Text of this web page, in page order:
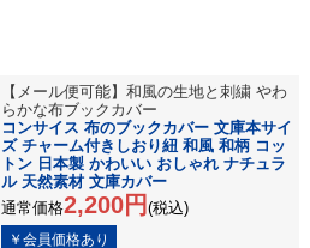
【メール便可能】和風の生地と刺繍 やわ
らかな布ブックカバー
コンサイス 布のブックカバー 文庫本サイ
ズ チャーム付きしおり紐 和風 和柄 コッ
トン 日本製 かわいい おしゃれ ナチュラ
ル 天然素材 文庫カバー
通常価格2,200円 (税込)